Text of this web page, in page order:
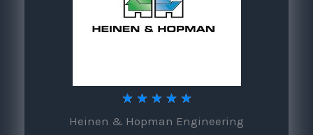
★ ★ ★ ★ ★5
/
Heinen & Hopman Engineering